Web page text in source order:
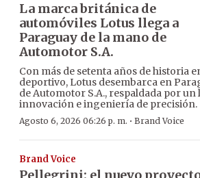
La marca británica de
automóviles Lotus llega a
Paraguay de la mano de
Automotor S.A.
Con más de setenta años de historia
deportivo, Lotus desembarca en
de Automotor S.A., respaldada por un
innovación e ingeniería de precisión.
Agosto 6, 2026 06:26 p. m. · Brand Voice
Brand Voice